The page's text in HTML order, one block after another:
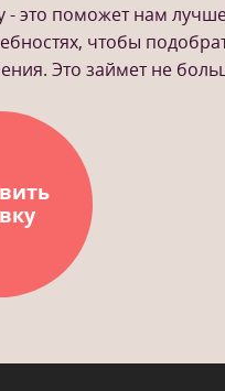
- это поможет нам
чтобы
Это займет не